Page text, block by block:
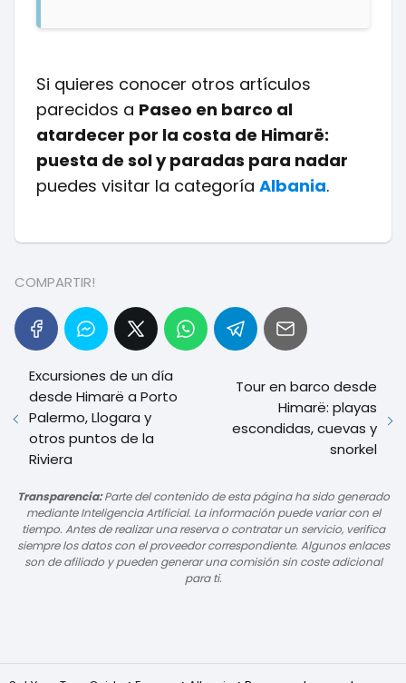
Si quieres conocer otros artículos
parecidos a Paseo en barco al
atardecer por la costa de Himarë:
puesta de sol y paradas para nadar
puedes visitar la categoría Albania.
COMPARTIR!
Excursiones de un día
desde Himarë a Porto
Palermo, Llogara y
otros puntos de la
Riviera
Tour en barco desde
Himarë: playas
escondidas, cuevas y
snorkel
Transparencia:Parte del contenido de esta página ha sido generado
mediante Inteligencia Artificial. La información puede variar con el
tiempo. Antes de realizar una reserva o contratar un servicio, verifica
siempre los datos con el proveedor correspondiente. Algunos enlaces
son de afiliado y pueden generar una comisión sin coste adicional
para ti.